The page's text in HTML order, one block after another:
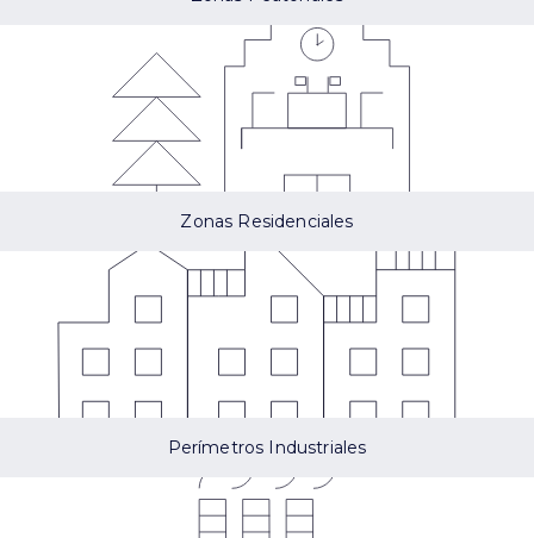
Zonas Residenciales
Perímetros Industriales